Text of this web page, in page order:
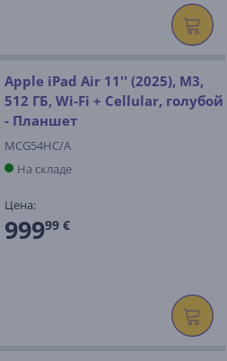
Apple iPad Air 11'' (2025), M3,
512 ГБ, Wi-Fi + Cellular, голубой
- Планшет
MCG54HC/A
На складе
Цена:
99999 €